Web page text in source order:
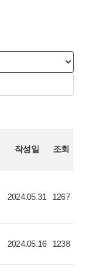
작성일 조회
2024.05.31 1267
2024.05.16 1238